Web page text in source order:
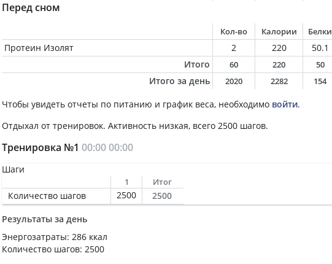
Перед сном
Кол-во Калории Белки
Протеин Изолят 2 220 50.1
Итого
60 220 50
Итого за день 2020 2282 154
Чтобы увидеть отчеты по питанию и график веса, необходимо войти.
Отдыхал от тренировок. Активность низкая, всего 2500 шагов.
Тренировка №1 00:0000:00
Шаги
1 Итог
Количество шагов 2500
2500
Результаты за день
Энергозатраты: 286 ккал
Количество шагов: 2500